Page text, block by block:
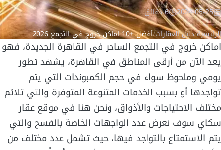
2024-05-25 6 دقائق
الرئيسية/دليل العقارات/أفضل +10 اماكن خروج في التجمع 2026
اماكن خروج في التجمع الساحر في القاهرة الجديدة، فهو
يعد الآن من أرقى المناطق في القاهرة، يشهد تطور
يومي وملحوظ سواء في حجم الكمبوندات التي يتم
تواجدها أو بسبب الخدمات المتنوعة المتوفرة والتي تلائم
مختلف الاحتياجات والأذواق، ونحن هنا في موقع عقار
سكاي سوف نعرض عدد الواجهات الخاصة بالفسح والتي
يتم الاستمتاع بالتواجد فيها، حيث تشمل عدد مختلف من